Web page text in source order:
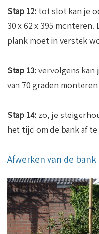
Stap 12: tot slot kan je
30 x 62 x 395
plank moet in verstek
Stap 13:vervolgens kan
van 70 graden
Stap 14: zo, je
het tijd om de bank af
Afwerken van de bank